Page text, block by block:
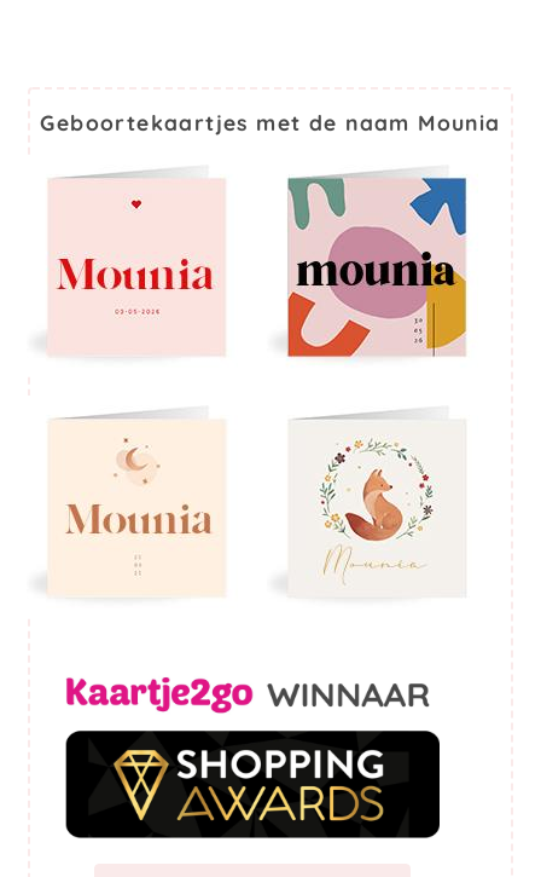
Geboortekaartjes met de naam Mounia